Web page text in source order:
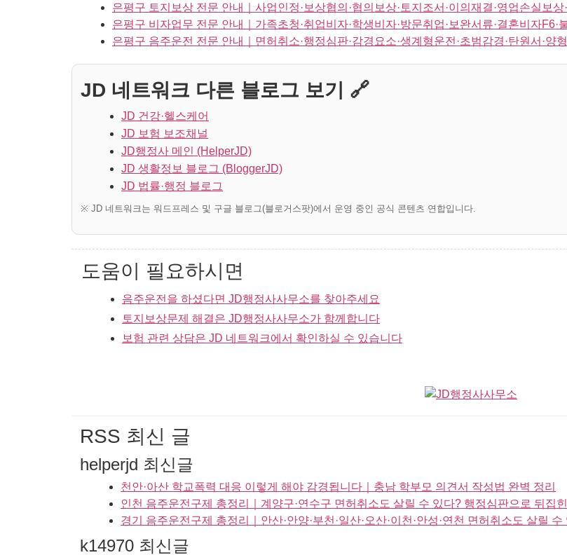
은평구 토지보상 전문 안내｜사업인정·보상협의·협의보상·토지조서·이의재결·영업손실보
은평구 비자업무 전문 안내｜가족초청·취업비자·학생비자·방문취업·보완서류·결혼비자F6·
은평구 음주운전 전문 안내｜면허취소·행정심판·감경요소·생계형운전·초범감경·탄원서·양
JD 네트워크 다른 블로그 보기 🔗
JD 건강·헬스케어
JD 보험 보조채널
JD행정사 메인 (HelperJD)
JD 생활정보 블로그 (BloggerJD)
JD 법률·행정 블로그
※ JD 네트워크는 워드프레스 및 구글 블로그(블로거스팟)에서 운영 중인 공식 콘텐츠 연합입니다.
도움이 필요하시면
음주운전을 하셨다면 JD행정사사무소를 찾아주세요
토지보상문제 해결은 JD행정사사무소가 함께합니다
보험 관련 상담은 JD 네트워크에서 확인하실 수 있습니다
RSS 최신 글
helperjd 최신글
천안·아산 학교폭력 대응 이렇게 해야 감경됩니다｜충남 학부모 의견서 작성법 완벽 정리
인천 음주운전구제 총정리｜계양구·연수구 면허취소도 살릴 수 있다? 행정심판으로 뒤집
경기 음주운전구제 총정리｜안산·안양·부천·일산·오산·이천·안성·연천 면허취소도 살릴
k14970 최신글